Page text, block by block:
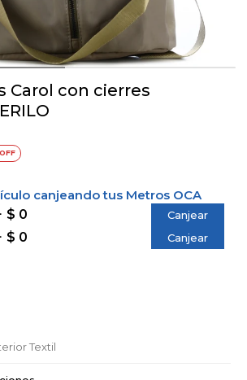
Carol con cierres
canjeando tus Metros OCA
$ 0 Canjear
$ 0 Canjear
Textil